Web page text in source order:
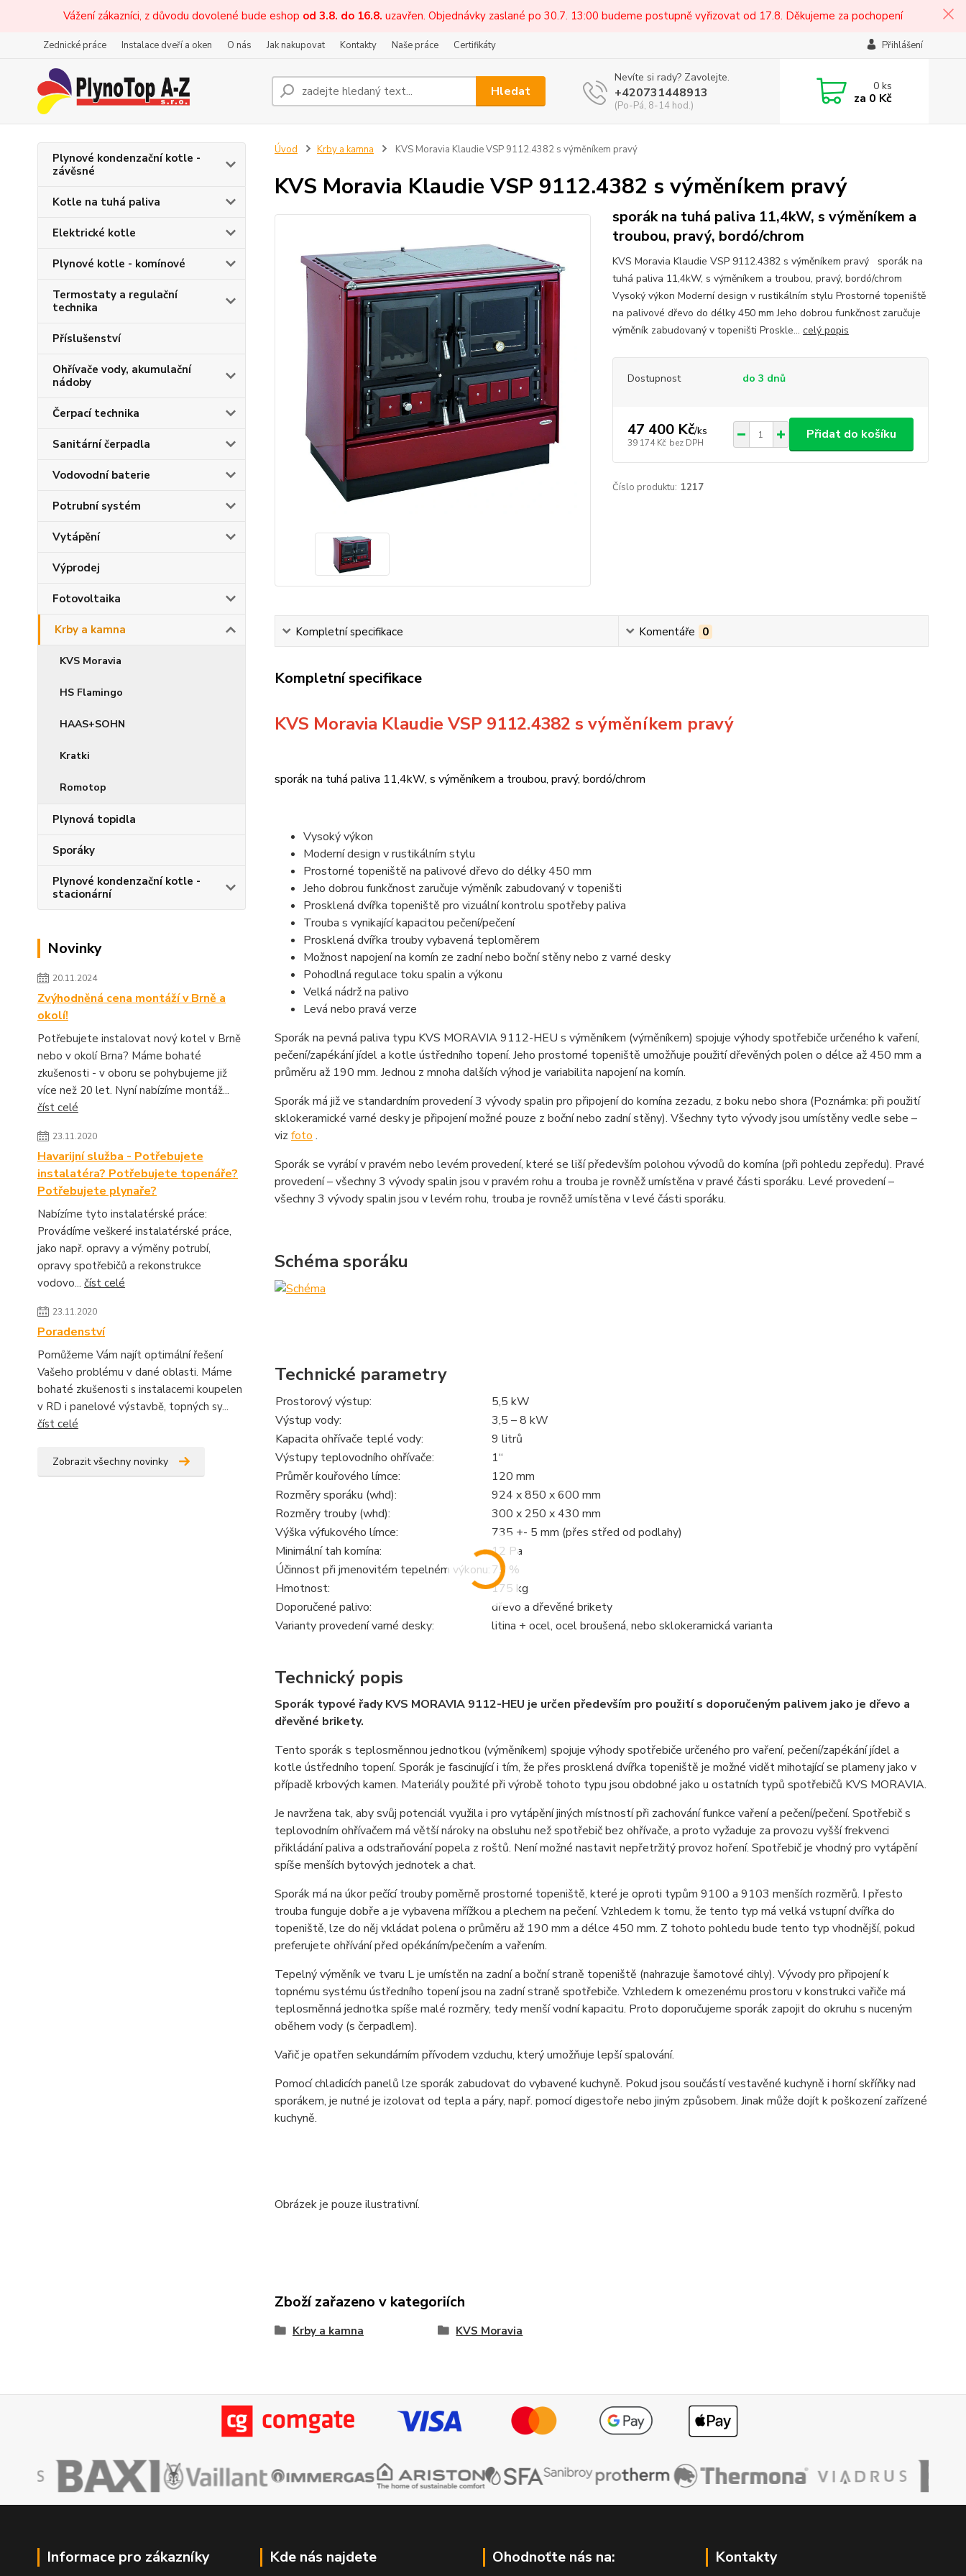
Vážení zákazníci, z důvodu dovolené bude eshop od 3.8. do 16.8. uzavřen. Objednávky zaslané po 30.7. 13:00 budeme postupně vyřizovat od 17.8. Děkujeme za pochopení
Zednické práce Instalace dveří a oken O nás Jak nakupovat Kontakty Naše práce Certifikáty Přihlášení
Hledat
Nevíte si rady? Zavolejte.
+420731448913
(Po-Pá, 8-14 hod.)
0ks
za 0 Kč
Plynové kondenzační kotle -
závěsné
Kotle na tuhá paliva
Elektrické kotle
Plynové kotle - komínové
Termostaty a regulační
technika
Příslušenství
Ohřívače vody, akumulační
nádoby
Čerpací technika
Sanitární čerpadla
Vodovodní baterie
Potrubní systém
Vytápění
Výprodej
Fotovoltaika
Krby a kamna
KVS Moravia
HS Flamingo
HAAS+SOHN
Kratki
Romotop
Plynová topidla
Sporáky
Plynové kondenzační kotle -
stacionární
Novinky
20.11.2024
Zvýhodněná cena montáží v Brně a
okolí!
Potřebujete instalovat nový kotel v Brně
nebo v okolí Brna? Máme bohaté
zkušenosti - v oboru se pohybujeme již
více než 20 let. Nyní nabízíme montáž...
číst celé
23.11.2020
Havarijní služba - Potřebujete
instalatéra? Potřebujete topenáře?
Potřebujete plynaře?
Nabízíme tyto instalatérské práce:
Provádíme veškeré instalatérské práce,
jako např. opravy a výměny potrubí,
opravy spotřebičů a rekonstrukce
vodovo... číst celé
23.11.2020
Poradenství
Pomůžeme Vám najít optimální řešení
Vašeho problému v dané oblasti. Máme
bohaté zkušenosti s instalacemi koupelen
v RD i panelové výstavbě, topných sy...
číst celé
Zobrazit všechny novinky
Úvod Krby a kamna KVS Moravia Klaudie VSP 9112.4382 s výměníkem pravý
KVS Moravia Klaudie VSP 9112.4382 s výměníkem pravý
sporák na tuhá paliva 11,4kW, s výměníkem a
troubou, pravý, bordó/chrom
KVS Moravia Klaudie VSP 9112.4382 s výměníkem pravý sporák na
tuhá paliva 11,4kW, s výměníkem a troubou, pravý, bordó/chrom
Vysoký výkon Moderní design v rustikálním stylu Prostorné topeniště
na palivové dřevo do délky 450 mm Jeho dobrou funkčnost zaručuje
výměník zabudovaný v topeništi Proskle... celý popis
Dostupnost do 3 dnů
47 400 Kč/ks
39 174 Kč bez DPH
Přidat do košíku
Číslo produktu: 1217
Kompletní specifikace Komentáře 0
Kompletní specifikace
KVS Moravia Klaudie VSP 9112.4382 s výměníkem pravý
sporák na tuhá paliva 11,4kW, s výměníkem a troubou, pravý, bordó/chrom
Vysoký výkon
Moderní design v rustikálním stylu
Prostorné topeniště na palivové dřevo do délky 450 mm
Jeho dobrou funkčnost zaručuje výměník zabudovaný v topeništi
Prosklená dvířka topeniště pro vizuální kontrolu spotřeby paliva
Trouba s vynikající kapacitou pečení/pečení
Prosklená dvířka trouby vybavená teploměrem
Možnost napojení na komín ze zadní nebo boční stěny nebo z varné desky
Pohodlná regulace toku spalin a výkonu
Velká nádrž na palivo
Levá nebo pravá verze
Sporák na pevná paliva typu KVS MORAVIA 9112-HEU s výměníkem (výměníkem) spojuje výhody spotřebiče určeného k vaření,
pečení/zapékání jídel a kotle ústředního topení. Jeho prostorné topeniště umožňuje použití dřevěných polen o délce až 450 mm a
průměru až 190 mm. Jednou z mnoha dalších výhod je variabilita napojení na komín.
Sporák má již ve standardním provedení 3 vývody spalin pro připojení do komína zezadu, z boku nebo shora (Poznámka: při použití
sklokeramické varné desky je připojení možné pouze z boční nebo zadní stěny). Všechny tyto vývody jsou umístěny vedle sebe –
viz foto .
Sporák se vyrábí v pravém nebo levém provedení, které se liší především polohou vývodů do komína (při pohledu zepředu). Pravé
provedení – všechny 3 vývody spalin jsou v pravém rohu a trouba je rovněž umístěna v pravé části sporáku. Levé provedení –
všechny 3 vývody spalin jsou v levém rohu, trouba je rovněž umístěna v levé části sporáku.
Schéma sporáku
Technické parametry
Prostorový výstup:
5,5 kW
Výstup vody:
3,5 – 8 kW
Kapacita ohřívače teplé vody:
9 litrů
Výstupy teplovodního ohřívače:
1“
Průměr kouřového límce:
120 mm
Rozměry sporáku (whd):
924 x 850 x 600 mm
Rozměry trouby (whd):
300 x 250 x 430 mm
Výška výfukového límce:
735 +- 5 mm (přes střed od podlahy)
Minimální tah komína:
12 Pa
Účinnost při jmenovitém tepelném výkonu:75 %
Hmotnost:
175 kg
Doporučené palivo:
dřevo a dřevěné brikety
Varianty provedení varné desky:
litina + ocel, ocel broušená, nebo sklokeramická varianta
Technický popis
Sporák typové řady KVS MORAVIA 9112-HEU je určen především pro použití s ​​doporučeným palivem jako je dřevo a
dřevěné brikety.
Tento sporák s teplosměnnou jednotkou (výměníkem) spojuje výhody spotřebiče určeného pro vaření, pečení/zapékání jídel a
kotle ústředního topení. Sporák je fascinující i tím, že přes prosklená dvířka topeniště je možné vidět mihotající se plameny jako v
případě krbových kamen. Materiály použité při výrobě tohoto typu jsou obdobné jako u ostatních typů spotřebičů KVS MORAVIA.
Je navržena tak, aby svůj potenciál využila i pro vytápění jiných místností při zachování funkce vaření a pečení/pečení. Spotřebič s
teplovodním ohřívačem má větší nároky na obsluhu než spotřebič bez ohřívače, a proto vyžaduje za provozu vyšší frekvenci
přikládání paliva a odstraňování popela z roštů. Není možné nastavit nepřetržitý provoz hoření. Spotřebič je vhodný pro vytápění
spíše menších bytových jednotek a chat.
Sporák má na úkor pečící trouby poměrně prostorné topeniště, které je oproti typům 9100 a 9103 menších rozměrů. I přesto
trouba funguje dobře a je vybavena mřížkou a plechem na pečení. Vzhledem k tomu, že tento typ má velká vstupní dvířka do
topeniště, lze do něj vkládat polena o průměru až 190 mm a délce 450 mm. Z tohoto pohledu bude tento typ vhodnější, pokud
preferujete ohřívání před opékáním/pečením a vařením.
Tepelný výměník ve tvaru L je umístěn na zadní a boční straně topeniště (nahrazuje šamotové cihly). Vývody pro připojení k
topnému systému ústředního topení jsou na zadní straně spotřebiče. Vzhledem k omezenému prostoru v konstrukci vařiče má
teplosměnná jednotka spíše malé rozměry, tedy menší vodní kapacitu. Proto doporučujeme sporák zapojit do okruhu s nuceným
oběhem vody (s čerpadlem).
Vařič je opatřen sekundárním přívodem vzduchu, který umožňuje lepší spalování.
Pomocí chladicích panelů lze sporák zabudovat do vybavené kuchyně. Pokud jsou součástí vestavěné kuchyně i horní skříňky nad
sporákem, je nutné je izolovat od tepla a páry, např. pomocí digestoře nebo jiným způsobem. Jinak může dojít k poškození zařízené
kuchyně.
Obrázek je pouze ilustrativní.
Zboží zařazeno v kategoriích
Krby a kamna KVS Moravia
Informace pro zákazníky Kde nás najdete Ohodnoťte nás na: Kontakty